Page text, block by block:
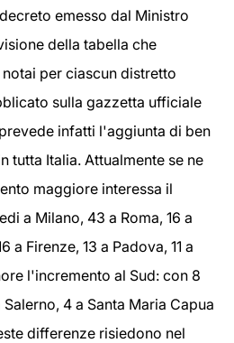
emesso dal Ministro
della tabella che
per ciascun distretto
sulla gazzetta ufficiale
infatti l'aggiunta di ben
tutta Italia. Attualmente se ne
maggiore interessa il
a Milano, 43 a Roma, 16 a
a Firenze, 13 a Padova, 11 a
l'incremento al Sud: con 8
4 a Santa Maria Capua
differenze risiedono nel